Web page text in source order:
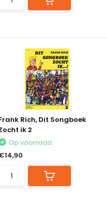
Rich, Dit Songboek
ik 2
Op voorraad